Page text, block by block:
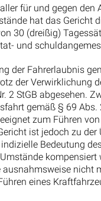
für und gegen den
hat das Gericht
30 (dreißig)
und
der Fahrerlaubnis
der Verwirklichung
2 StGB abgesehen.
gemäß § 69 Abs.
zum Führen
ist jedoch zu der
Bedeutung
kompensiert
ausnahmsweise nicht
eines